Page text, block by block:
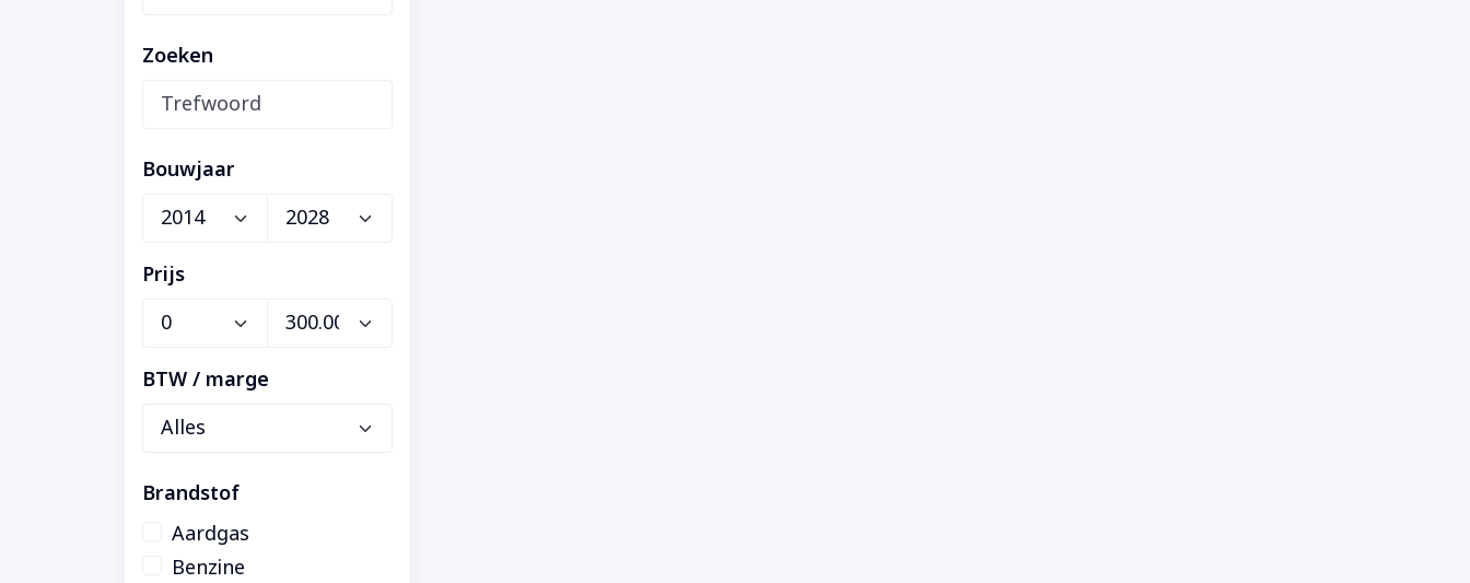
Zoeken
Bouwjaar
Prijs
BTW / marge
Brandstof
Aardgas
Benzine